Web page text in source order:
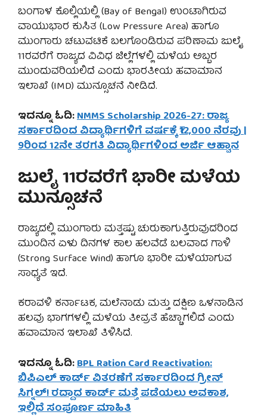
ಬಂಗಾಳ ಕೊಲ್ಲಿಯಲ್ಲಿ (Bay of Bengal) ಉಂಟಾಗಿರುವ
ವಾಯುಭಾರ ಕುಸಿತ (Low Pressure Area) ಹಾಗೂ
ಮುಂಗಾರು ಚಟುವಟಿಕೆ ಬಲಗೊಂಡಿರುವ ಪರಿಣಾಮ ಜುಲೈ
11ರವರೆಗೆ ರಾಜ್ಯದ ವಿವಿಧ ಜಿಲ್ಲೆಗಳಲ್ಲಿ ಮಳೆಯ ಅಬ್ಬರ
ಮುಂದುವರಿಯಲಿದೆ ಎಂದು ಭಾರತೀಯ ಹವಾಮಾನ
ಇಲಾಖೆ (IMD) ಮುನ್ಸೂಚನೆ ನೀಡಿದೆ.
ಇದನ್ನೂ ಓದಿ:NMMS Scholarship 2026-27: ರಾಜ್ಯ
ಸರ್ಕಾರದಿಂದ ವಿದ್ಯಾರ್ಥಿಗಳಿಗೆ ವರ್ಷಕ್ಕೆ ₹12,000 ನೆರವು |
9ರಿಂದ 12ನೇ ತರಗತಿ ವಿದ್ಯಾರ್ಥಿಗಳಿಂದ ಅರ್ಜಿ ಆಹ್ವಾನ
ಜುಲೈ 11ರವರೆಗೆ ಭಾರೀ ಮಳೆಯ
ಮುನ್ಸೂಚನೆ
ರಾಜ್ಯದಲ್ಲಿ ಮುಂಗಾರು ಮತ್ತಷ್ಟು ಚುರುಕಾಗುತ್ತಿರುವುದರಿಂದ
ಮುಂದಿನ ಏಳು ದಿನಗಳ ಕಾಲ ಹಲವೆಡೆ ಬಲವಾದ ಗಾಳಿ
(Strong Surface Wind) ಹಾಗೂ ಭಾರೀ ಮಳೆಯಾಗುವ
ಸಾಧ್ಯತೆ ಇದೆ.
ಕರಾವಳಿ ಕರ್ನಾಟಕ, ಮಲೆನಾಡು ಮತ್ತು ದಕ್ಷಿಣ ಒಳನಾಡಿನ
ಹಲವು ಭಾಗಗಳಲ್ಲಿ ಮಳೆಯ ತೀವ್ರತೆ ಹೆಚ್ಚಾಗಲಿದೆ ಎಂದು
ಹವಾಮಾನ ಇಲಾಖೆ ತಿಳಿಸಿದೆ.
ಇದನ್ನೂ ಓದಿ:BPL Ration Card Reactivation:
ಬಿಪಿಎಲ್ ಕಾರ್ಡ್ ವಿತರಣೆಗೆ ಸರ್ಕಾರದಿಂದ ಗ್ರೀನ್
ಸಿಗ್ನಲ್! ರದ್ದಾದ ಕಾರ್ಡ್ ಮತ್ತೆ ಪಡೆಯಲು ಅವಕಾಶ,
ಇಲ್ಲಿದೆ ಸಂಪೂರ್ಣ ಮಾಹಿತಿ